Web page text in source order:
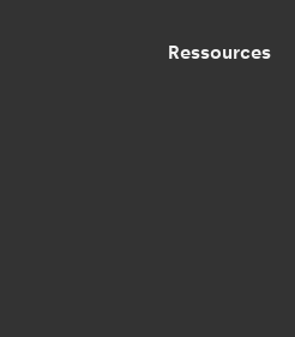
Ressources